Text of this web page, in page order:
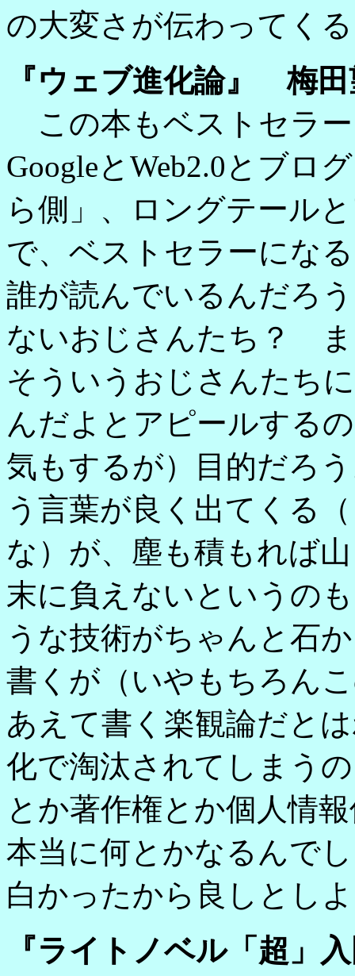
の大変さが伝わってく
『ウェブ進化論』 梅
この本もベストセラ
GoogleとWeb2.0とブロ
ら側」、ロングテール
で、ベストセラーにな
誰が読んでいるんだろ
ないおじさんたち？ ま
そういうおじさんたち
んだよとアピールする
気もするが）目的だろ
う言葉が良く出てくる
な）が、塵も積もれば
末に負えないというの
うな技術がちゃんと石
書くが（いやもちろん
あえて書く楽観論だと
化で淘汰されてしまう
とか著作権とか個人情
本当に何とかなるんで
白かったから良しとし
『ライトノベル「超」